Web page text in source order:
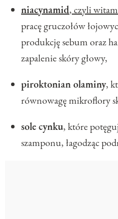
niacynamid, czyli
pracę gruczołów
produkcję sebum oraz
zapalenie skóry głowy,
piroktonian olaminy,
równowagę mikroflory
sole cynku, które
szamponu, łagodząc